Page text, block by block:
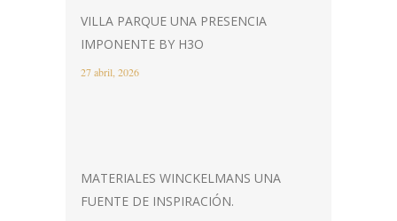
VILLA PARQUE UNA PRESENCIA
IMPONENTE BY H3O
27 abril, 2026
MATERIALES WINCKELMANS UNA
FUENTE DE INSPIRACIÓN.